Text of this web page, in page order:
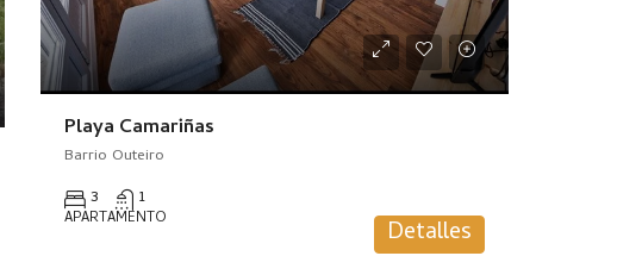
Playa Camariñas
Barrio Outeiro
3 1
APARTAMENTO Detalles